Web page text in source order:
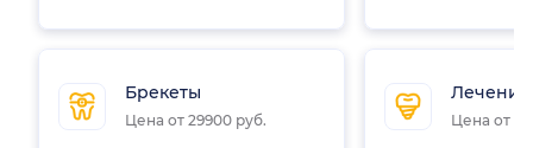
Брекеты
Цена от 29900 руб.
Лечение
Цена от